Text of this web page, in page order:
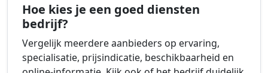
Hoe kies je een goed diensten
bedrijf?
Vergelijk meerdere aanbieders op ervaring,
specialisatie, prijsindicatie, beschikbaarheid en